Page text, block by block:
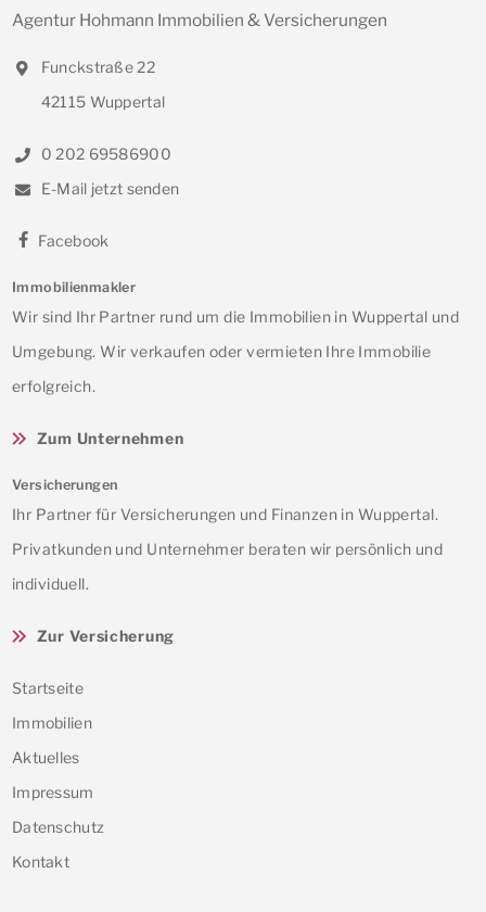
Agentur Hohmann Immobilien & Versicherungen
Funckstraße 22
42115 Wuppertal
0 202 69586900
E-Mail jetzt senden
Facebook
Immobilienmakler
Wir sind Ihr Partner rund um die Immobilien in Wuppertal und
Umgebung. Wir verkaufen oder vermieten Ihre Immobilie
erfolgreich.
Zum Unternehmen
Versicherungen
Ihr Partner für Versicherungen und Finanzen in Wuppertal.
Privatkunden und Unternehmer beraten wir persönlich und
individuell.
Zur Versicherung
Startseite
Immobilien
Aktuelles
Impressum
Datenschutz
Kontakt